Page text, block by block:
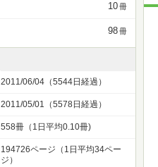
10冊
98冊
2011/06/04（5544日経過）
2011/05/01（5578日経過）
558冊（1日平均0.10冊)
194726ページ（1日平均34ペー
ジ）